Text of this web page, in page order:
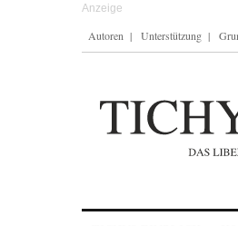
Autoren Unterstützung